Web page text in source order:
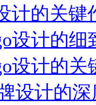
计的关键
设计的细
设计的关
设计的